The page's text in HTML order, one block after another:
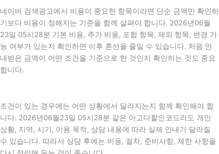
네이버 검색광고에서 비용이 중요한 항목이라면 단순 금액만 확인하
기보다 비용이 정해지는 기준을 함께 살펴야 합니다. 2026년06월
23일 05시28분 기본 비용, 추가 비용, 포함 항목, 제외 항목, 변경 가
능 여부가 있는지 확인하면 이후 혼선을 줄일 수 있습니다. 처음 안
내받은 금액이 어떤 조건을 기준으로 한 것인지 확인하는 것도 중요
합니다.
조건이 있는 경우에는 어떤 상황에서 달라지는지 함께 확인해야 합
니다. 2026년06월23일 05시28분 같은 아고다할인코드라도 개인
상황, 지역, 시기, 이용 목적, 상담 내용에 따라 실제 안내가 달라질
수 있습니다. 따라서 상담 후에는 비용, 절차, 준비사항, 제한 사항을